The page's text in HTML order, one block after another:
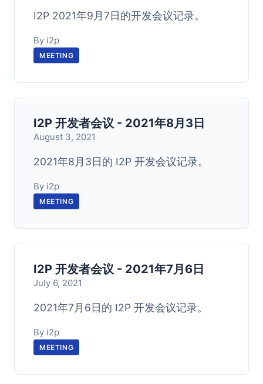
I2P 2021年9月7日的开发会议记录。
By i2p
MEETING
I2P 开发者会议 - 2021年8月3日
August 3, 2021
2021年8月3日的 I2P 开发会议记录。
By i2p
MEETING
I2P 开发者会议 - 2021年7月6日
July 6, 2021
2021年7月6日的 I2P 开发会议记录。
By i2p
MEETING